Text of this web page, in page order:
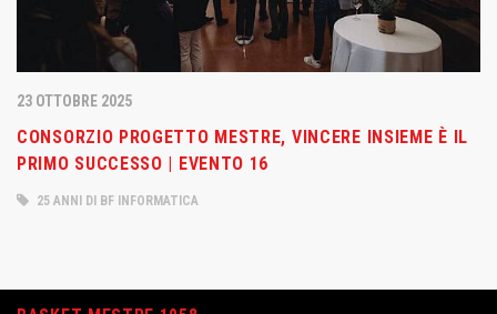
23 OTTOBRE 2025
CONSORZIO PROGETTO MESTRE, VINCERE INSIEME È IL
PRIMO SUCCESSO | EVENTO 16
25 ANNI DI BF INFORMATICA